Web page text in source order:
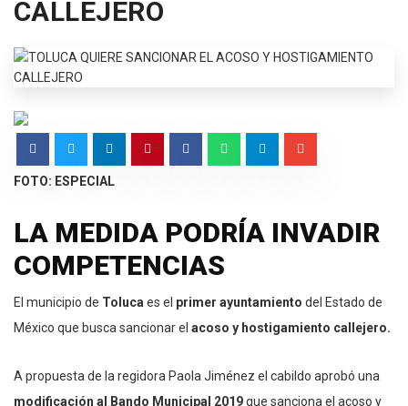
CALLEJERO
FOTO: ESPECIAL
LA MEDIDA PODRÍA INVADIR
COMPETENCIAS
El municipio de Toluca es el primer ayuntamiento del Estado de
México que busca sancionar el acoso y hostigamiento callejero.
A propuesta de la regidora Paola Jiménez el cabildo aprobó una
modificación al Bando Municipal 2019que sanciona el acoso y